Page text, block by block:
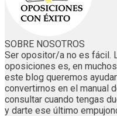
SOBRE NOSOTROS
Ser opositor/a no es fácil.
oposiciones es, en
este blog queremos
convertirnos en el manual
consultar cuando tengas
y darte ese último